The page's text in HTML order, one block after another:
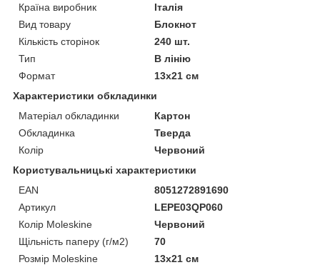
Країна виробник
Італія
Вид товару
Блокнот
Кількість сторінок
240 шт.
Тип
В лінію
Формат
13х21 см
Характеристики обкладинки
Матеріал обкладинки
Картон
Обкладинка
Тверда
Колір
Червоний
Користувальницькі характеристики
EAN
8051272891690
Артикул
LEPE03QP060
Колір Moleskine
Червоний
Щільність паперу (г/м2)
70
Розмір Moleskine
13х21 см